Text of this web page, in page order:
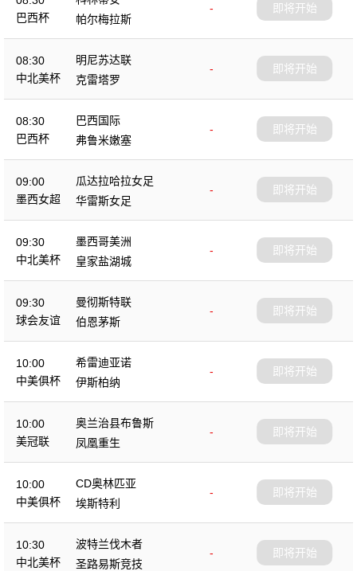
巴西杯
-
帕尔梅拉斯
即将开始
08:30
中北美杯
明尼苏达联
-
克雷塔罗
即将开始
08:30
巴西杯
巴西国际
-
弗鲁米嫩塞
即将开始
09:00
墨西女超
瓜达拉哈拉女足
-
华雷斯女足
即将开始
09:30
中北美杯
墨西哥美洲
-
皇家盐湖城
即将开始
09:30
球会友谊
曼彻斯特联
-
伯恩茅斯
即将开始
10:00
中美俱杯
希雷迪亚诺
-
伊斯柏纳
即将开始
10:00
美冠联
奥兰治县布鲁斯
-
凤凰重生
即将开始
10:00
中美俱杯
CD奥林匹亚
-
埃斯特利
即将开始
10:30
中北美杯
波特兰伐木者
-
圣路易斯竞技
即将开始